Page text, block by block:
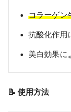
コラーゲン
抗酸化作用
美白効果に
📝 使用方法